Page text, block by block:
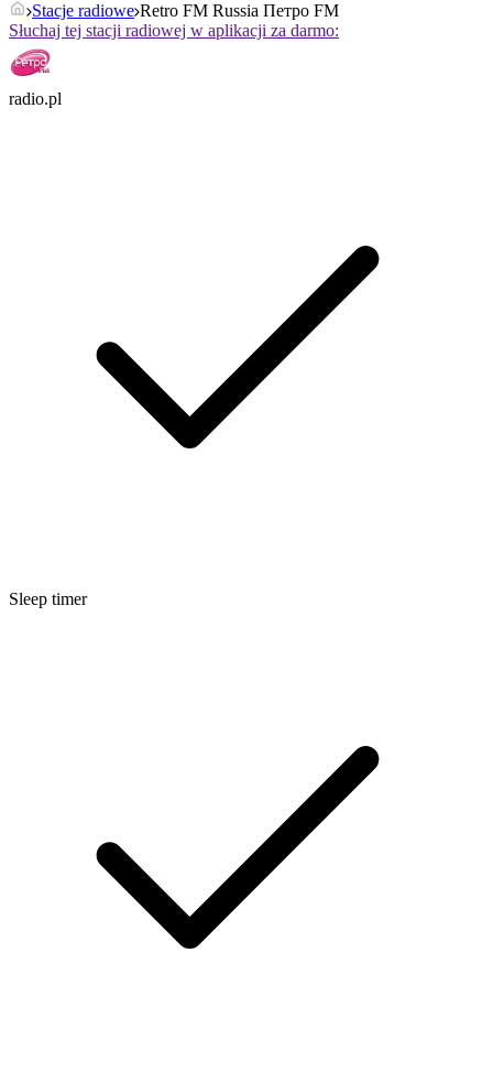
Stacje radiowe Retro FM Russia Петро FM
Słuchaj tej stacji radiowej w aplikacji za darmo:
radio.pl
Sleep timer